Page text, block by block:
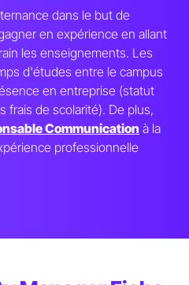
dans le but de
en expérience en allant
les enseignements. Les
d'études entre le campus
en entreprise (statut
frais de scolarité). De plus,
Communication à la
professionnelle